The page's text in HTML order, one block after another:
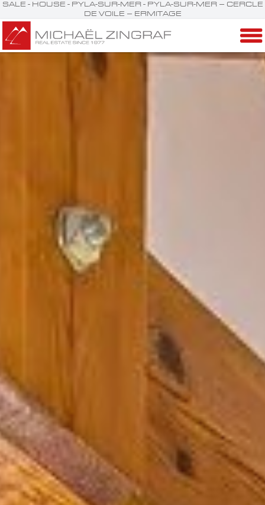
SALE - HOUSE - PYLA-SUR-MER - PYLA-SUR-MER – CERCLE
DE VOILE – ERMITAGE